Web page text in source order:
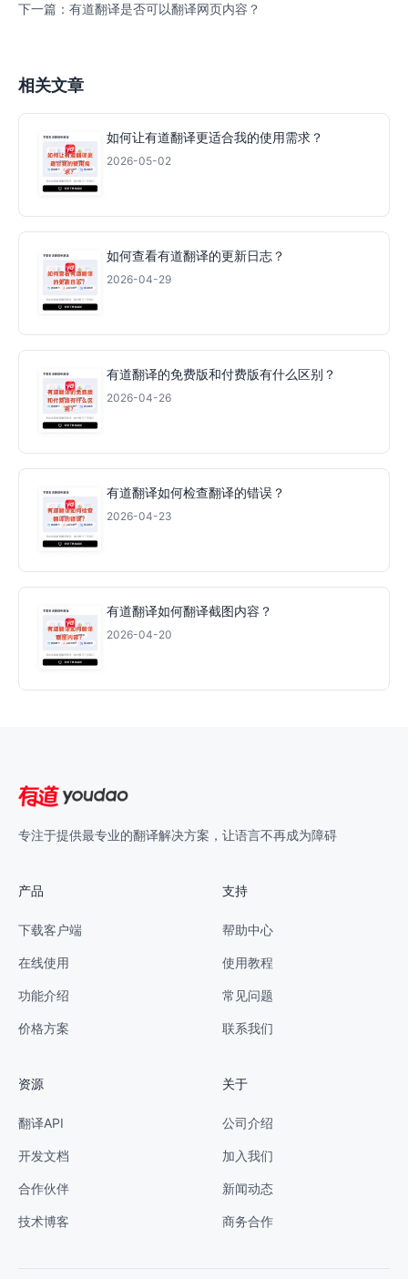
下一篇：有道翻译是否可以翻译网页内容？
相关文章
如何让有道翻译更适合我的使用需求？
2026-05-02
如何查看有道翻译的更新日志？
2026-04-29
有道翻译的免费版和付费版有什么区别？
2026-04-26
有道翻译如何检查翻译的错误？
2026-04-23
有道翻译如何翻译截图内容？
2026-04-20
专注于提供最专业的翻译解决方案，让语言不再成为障碍
产品
下载客户端
在线使用
功能介绍
价格方案
支持
帮助中心
使用教程
常见问题
联系我们
资源
翻译API
开发文档
合作伙伴
技术博客
关于
公司介绍
加入我们
新闻动态
商务合作